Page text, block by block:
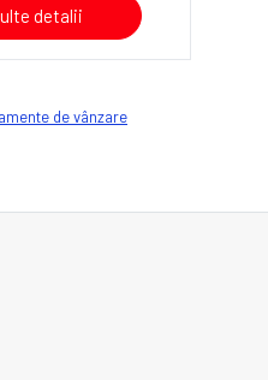
detalii
de vânzare